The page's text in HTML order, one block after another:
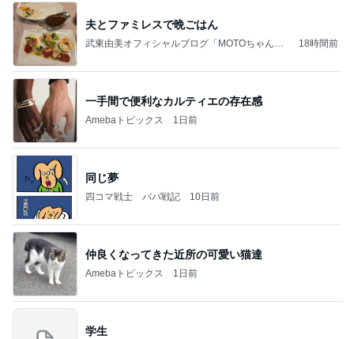
夫とファミレスで晩ごはん
武東由美オフィシャルブログ「MOTOちゃんと
18時間前
一手間で便利なカルティエの存在感
Amebaトピックス 1日前
同じ夢
四コマ戦士 パパ戦記 10日前
仲良くなってきた近所の可愛い猫達
Amebaトピックス 1日前
学生